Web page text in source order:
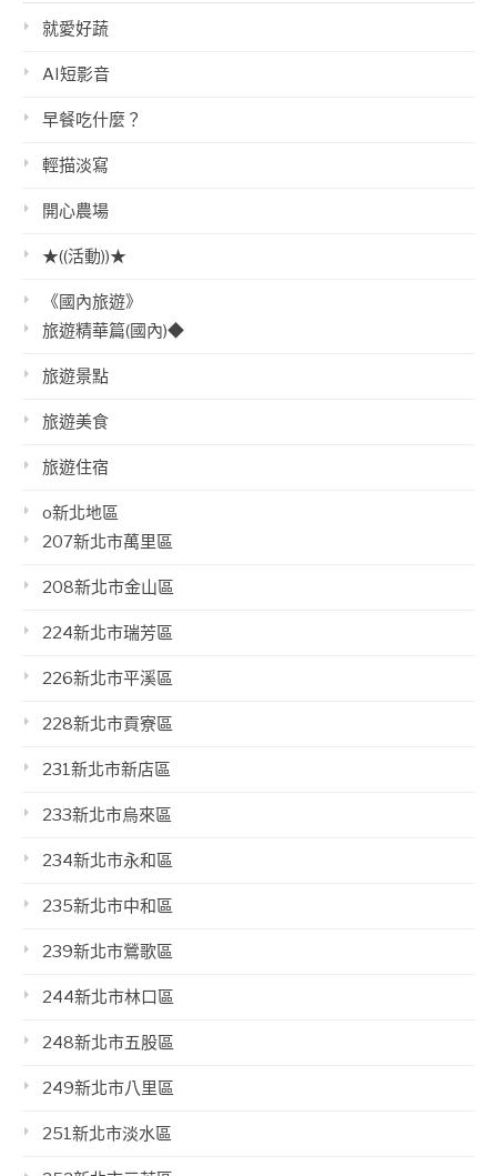
就愛好蔬
AI短影音
早餐吃什麼？
輕描淡寫
開心農場
★((活動))★
《國內旅遊》
旅遊精華篇(國內)◆
旅遊景點
旅遊美食
旅遊住宿
o新北地區
207新北市萬里區
208新北市金山區
224新北市瑞芳區
226新北市平溪區
228新北市貢寮區
231新北市新店區
233新北市烏來區
234新北市永和區
235新北市中和區
239新北市鶯歌區
244新北市林口區
248新北市五股區
249新北市八里區
251新北市淡水區